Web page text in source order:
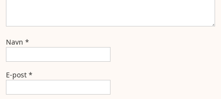
Navn *
E-post *